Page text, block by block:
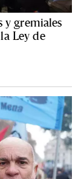
y gremiales
Ley de